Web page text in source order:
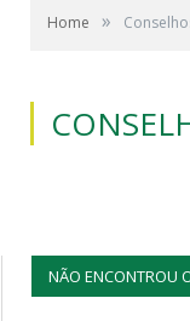
Home »
NÃO ENCONTROU